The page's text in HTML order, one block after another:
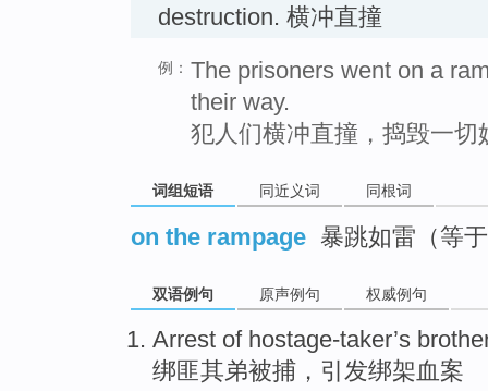
destruction. 横冲直撞
例： The prisoners went on a
their way.
犯人们横冲直撞，捣毁一切
词组短语 同近义词 同根词
on the rampage 暴跳如雷（等
双语例句 原声例句 权威例句
Arrest of hostage-taker’s
绑匪其弟被捕 ，引发绑架血案